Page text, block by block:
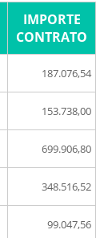
IMPORTE
CONTRATO
187.076,54
153.738,00
699.906,80
348.516,52
99.047,56